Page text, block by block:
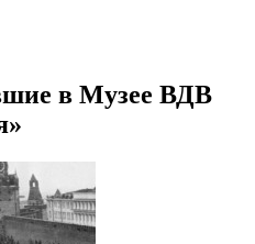
в Музее ВДВ